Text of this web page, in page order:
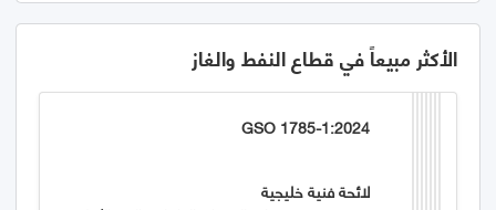
الأكثر مبيعاً في قطاع النفط والغاز
GSO 1785-1:2024
لائحة فنية خليجية